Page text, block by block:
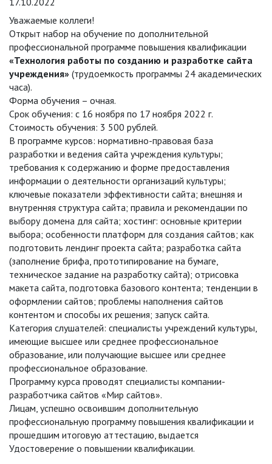
Уважаемые коллеги!
Открыт набор на обучение по дополнительной
профессиональной программе повышения квалификации
«Технология работы по созданию и разработке сайта
учреждения» (трудоемкость программы 24 академических
часа).
Форма обучения – очная.
Срок обучения: с 16 ноября по 17 ноября 2022 г.
Стоимость обучения: 3 500 рублей.
В программе курсов: нормативно-правовая база
разработки и ведения сайта учреждения культуры;
требования к содержанию и форме предоставления
информации о деятельности организаций культуры;
ключевые показатели эффективности сайта; внешняя и
внутренняя структура сайта; правила и рекомендации по
выбору домена для сайта; хостинг: основные критерии
выбора; особенности платформ для создания сайтов; как
подготовить лендинг проекта сайта; разработка сайта
(заполнение брифа, прототипирование на бумаге,
техническое задание на разработку сайта); отрисовка
макета сайта, подготовка базового контента; тенденции в
оформлении сайтов; проблемы наполнения сайтов
контентом и способы их решения; запуск сайта.
Категория слушателей: специалисты учреждений культуры,
имеющие высшее или среднее профессиональное
образование, или получающие высшее или среднее
профессиональное образование.
Программу курса проводят специалисты компании-
разработчика сайтов «Мир сайтов».
Лицам, успешно освоившим дополнительную
профессиональную программу повышения квалификации и
прошедшим итоговую аттестацию, выдается
Удостоверение о повышении квалификации.